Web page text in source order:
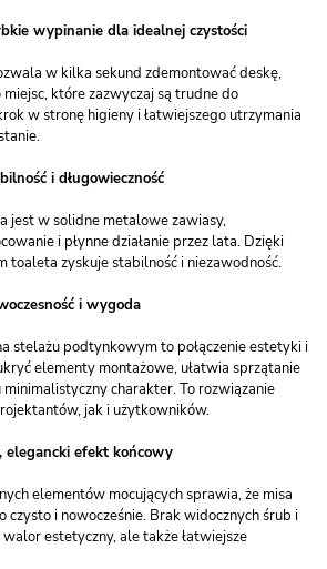
wypinanie dla idealnej czystości
w kilka sekund zdemontować deskę,
które zazwyczaj są trudne do
w stronę higieny i łatwiejszego utrzymania
i długowieczność
jest w solidne metalowe zawiasy,
i płynne działanie przez lata. Dzięki
toaleta zyskuje stabilność i niezawodność.
i wygoda
stelażu podtynkowym to połączenie estetyki i
elementy montażowe, ułatwia sprzątanie
charakter. To rozwiązanie
jak i użytkowników.
elegancki efekt końcowy
elementów mocujących sprawia, że misa
czysto i nowocześnie. Brak widocznych śrub i
estetyczny, ale także łatwiejsze